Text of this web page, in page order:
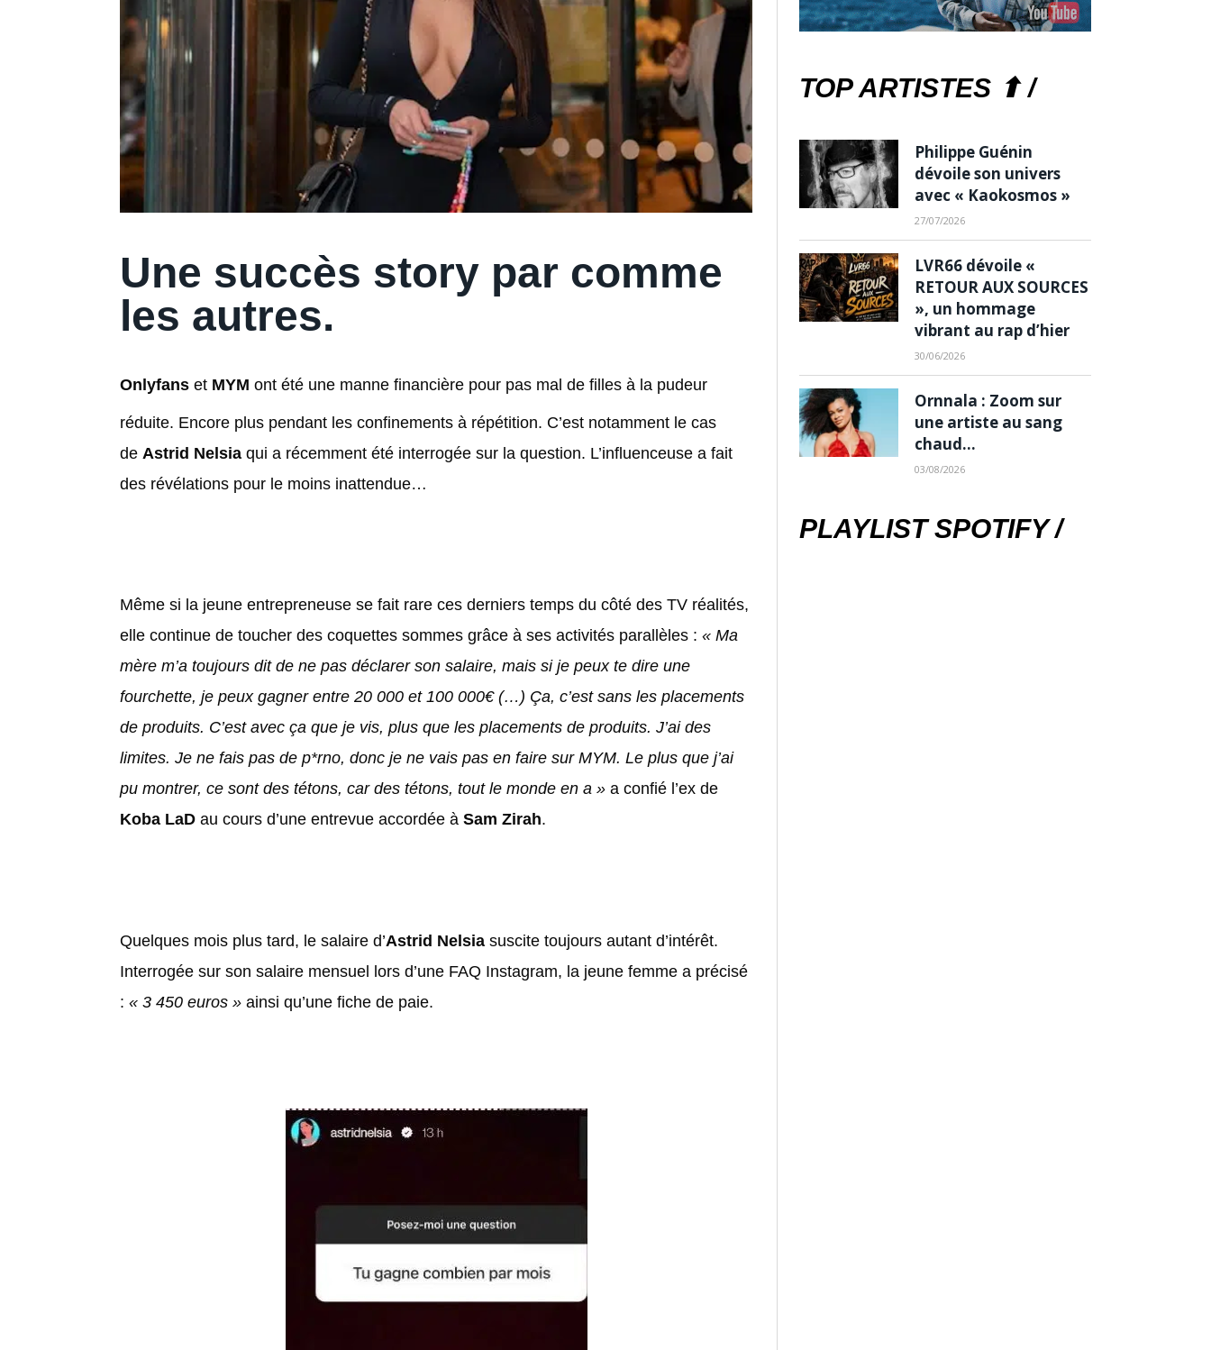
Une succès story par comme
les autres.
Onlyfans et MYM ont été une manne financière pour pas mal de filles à la pudeur
réduite. Encore plus pendant les confinements à répétition. C’est notamment le cas
de Astrid Nelsia qui a récemment été interrogée sur la question. L’influenceuse a fait
des révélations pour le moins inattendue…
Même si la jeune entrepreneuse se fait rare ces derniers temps du côté des TV réalités,
elle continue de toucher des coquettes sommes grâce à ses activités parallèles : « Ma
mère m’a toujours dit de ne pas déclarer son salaire, mais si je peux te dire une
fourchette, je peux gagner entre 20 000 et 100 000€ (…) Ça, c’est sans les placements
de produits. C’est avec ça que je vis, plus que les placements de produits. J’ai des
limites. Je ne fais pas de p*rno, donc je ne vais pas en faire sur MYM. Le plus que j’ai
pu montrer, ce sont des tétons, car des tétons, tout le monde en a » a confié l’ex de
Koba LaD au cours d’une entrevue accordée à Sam Zirah.
Quelques mois plus tard, le salaire d’Astrid Nelsia suscite toujours autant d’intérêt.
Interrogée sur son salaire mensuel lors d’une FAQ Instagram, la jeune femme a précisé
: « 3 450 euros » ainsi qu’une fiche de paie.
TOP ARTISTES ⬆ /
Philippe Guénin
dévoile son univers
avec « Kaokosmos »
27/07/2026
LVR66 dévoile «
RETOUR AUX SOURCES
», un hommage
vibrant au rap d’hier
30/06/2026
Ornnala : Zoom sur
une artiste au sang
chaud…
03/08/2026
PLAYLIST SPOTIFY /